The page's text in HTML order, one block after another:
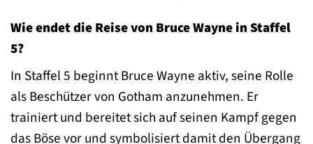
Wie endet die Reise von Bruce Wayne in Staffel
5?
In Staffel 5 beginnt Bruce Wayne aktiv, seine Rolle
als Beschützer von Gotham anzunehmen. Er
trainiert und bereitet sich auf seinen Kampf gegen
das Böse vor und symbolisiert damit den Übergang